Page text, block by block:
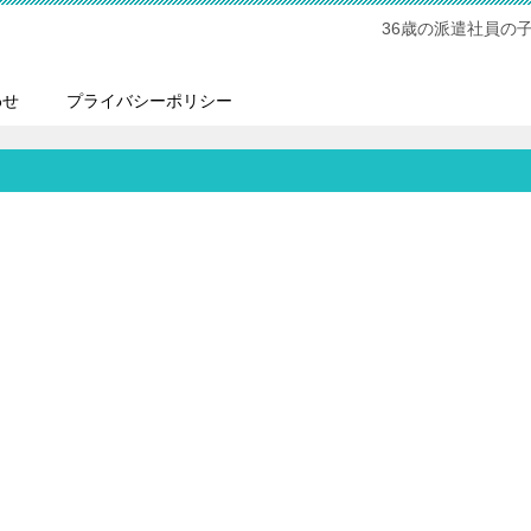
36歳の派遣社員の
プライバシーポリシー